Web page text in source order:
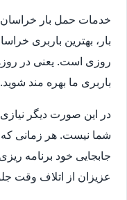
خدمات حمل بار
بار، بهترین باربری
روزی است. یعنی در
باربری ما بهره مند شوید.
در این صورت دیگر
شما نیست. هر زمانی که
جابجایی خود برنامه
عزیزان از اتلاف وقت